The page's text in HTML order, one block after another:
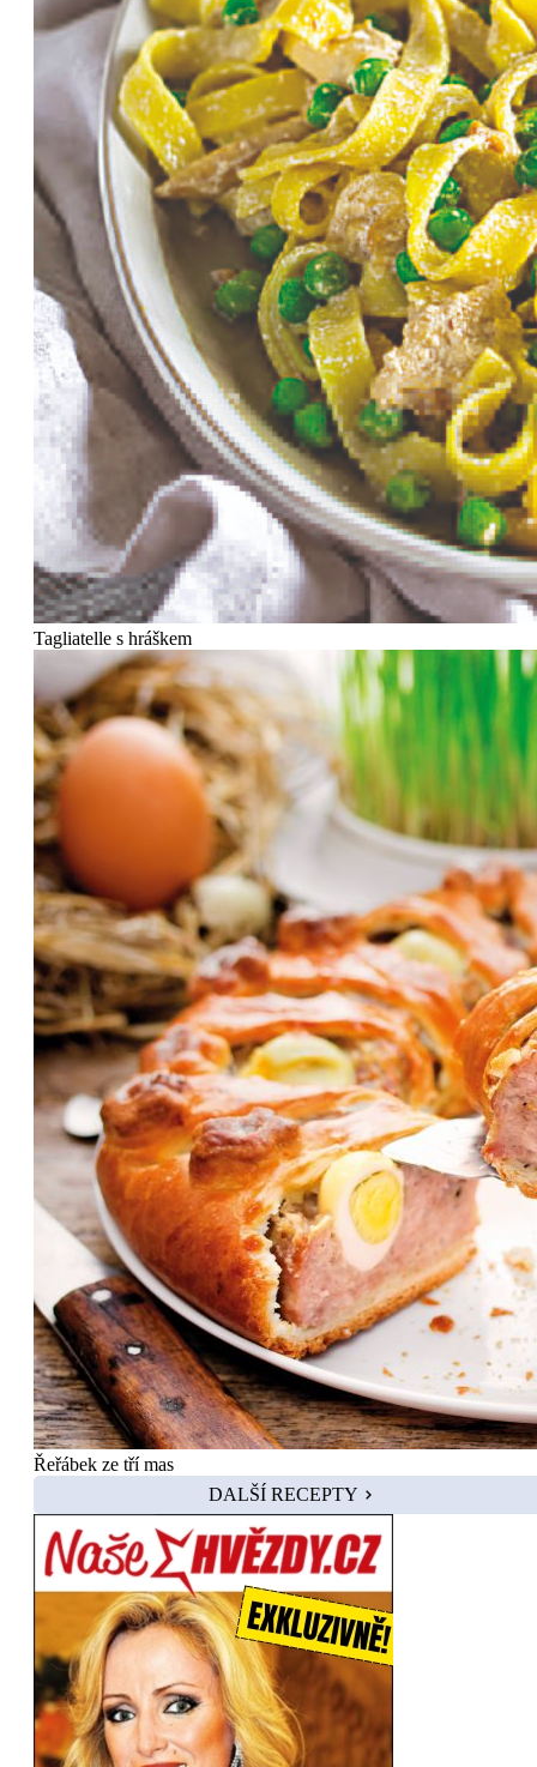
Tagliatelle s hráškem
Řeřábek ze tří mas
DALŠÍ RECEPTY